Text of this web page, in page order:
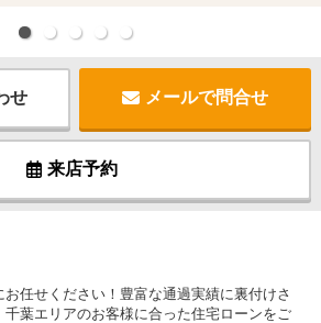
せ メールで問合せ
来店予約
任せください！豊富な通過実績に裏付けさ
葉エリアのお客様に合った住宅ローンをご